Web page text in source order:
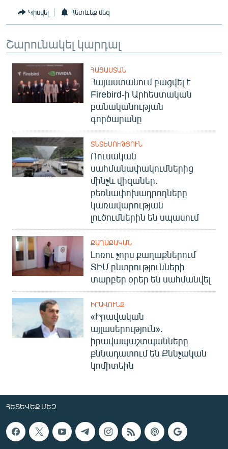
Կիսվել Հետևեք մեզ
Շարունակել կարդալ
ՀԱՅԱՍՏԱՆ
Հայաստանում բացվել է
Firebird-ի Արհեստական
բանականության
գործարանը
ՏՆՏԵՍՈՒԹՅՈՒՆ
Ռուսական
սահմանափակումներից
մինչև վիզաներ․
բեռնափոխադրողները
կառավարության
լուծումներին են սպասում
ՔԱՂԱՔԱԿԱՆ
Լոռու չորս քաղաքներում
ՏԻՄ ընտրությունների
տարբեր օրեր են սահմանվել
ԻՐԱՎՈՒՆՔ
«Իրավական
այլասերություն».
իրավապաշտպանները
քննադատում են Քննչական
կոմիտեին
ՀԵՏԵՎԵՔ ՄԵԶ